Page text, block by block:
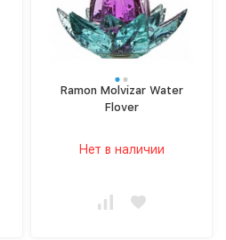
Ramon Molvizar Water
Flover
Нет в наличии